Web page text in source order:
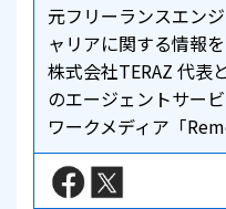
元フリーランスエン
ャリアに関する情報を
株式会社TERAZ 代表
のエージェントサー
ワークメディア「